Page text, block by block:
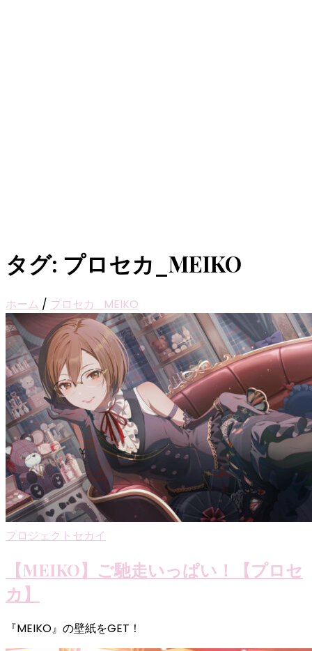
タグ: プロセカ_MEIKO
ホーム / プロセカ_MEIKO
プロジェクトセカイ
【MEIKO】ご馳走いっぱい！【プロセ
カ】
『MEIKO』の壁紙をGET！